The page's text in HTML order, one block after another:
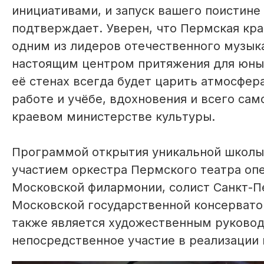
инициативами, и запуск вашего
подтверждает. Уверен, что Пермская
одним из лидеров отечественного
настоящим центром притяжения для
её стенах всегда будет царить
работе и учёбе, вдохновения и всего
краевом министерстве культуры.
Программой открытия уникальной
участием оркестра Пермского театра
Московской филармонии, солист Санкт-
Московской государственной
также является художественным
непосредственное участие в реализации